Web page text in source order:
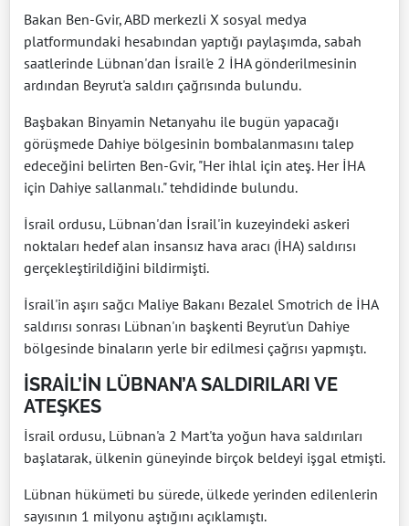
Bakan Ben-Gvir, ABD merkezli X sosyal medya
platformundaki hesabından yaptığı paylaşımda, sabah
saatlerinde Lübnan'dan İsrail'e 2 İHA gönderilmesinin
ardından Beyrut'a saldırı çağrısında bulundu.
Başbakan Binyamin Netanyahu ile bugün yapacağı
görüşmede Dahiye bölgesinin bombalanmasını talep
edeceğini belirten Ben-Gvir, "Her ihlal için ateş. Her İHA
için Dahiye sallanmalı." tehdidinde bulundu.
İsrail ordusu, Lübnan'dan İsrail'in kuzeyindeki askeri
noktaları hedef alan insansız hava aracı (İHA) saldırısı
gerçekleştirildiğini bildirmişti.
İsrail'in aşırı sağcı Maliye Bakanı Bezalel Smotrich de İHA
saldırısı sonrası Lübnan'ın başkenti Beyrut'un Dahiye
bölgesinde binaların yerle bir edilmesi çağrısı yapmıştı.
İSRAİL’İN LÜBNAN’A SALDIRILARI VE
ATEŞKES
İsrail ordusu, Lübnan'a 2 Mart'ta yoğun hava saldırıları
başlatarak, ülkenin güneyinde birçok beldeyi işgal etmişti.
Lübnan hükümeti bu sürede, ülkede yerinden edilenlerin
sayısının 1 milyonu aştığını açıklamıştı.